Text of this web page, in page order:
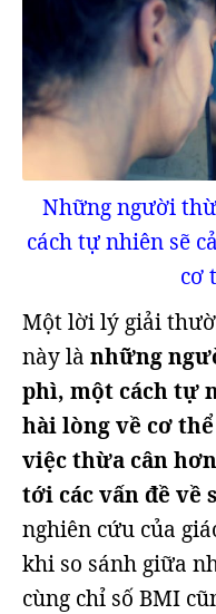
Những người
cách tự nhiên sẽ
cơ
Một lời lý giải
này là những
phì, một cách tự
hài lòng về cơ
việc thừa cân
tới các vấn đề về
nghiên cứu của
khi so sánh giữa
cùng chỉ số BMI